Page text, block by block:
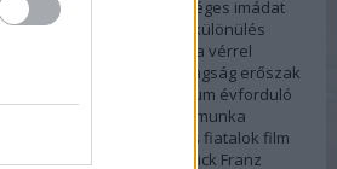
destruktív
Egységes imádat
elkülönülés
emberjogi kérdések a vérrel
ENSZ tagság erőszak
evangélium évforduló
feketemunka
feltámadás fiatalok film
összevonása
Frederick Franz